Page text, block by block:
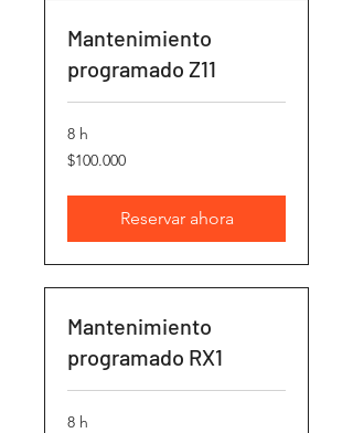
Mantenimiento
programado Z11
8 h
100.000
pesos
$100.000
Reservar ahora
Mantenimiento
programado RX1
8 h